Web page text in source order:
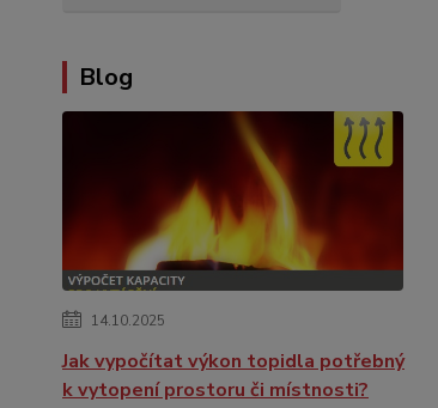
Blog
14.10.2025
Jak vypočítat výkon topidla potřebný
k vytopení prostoru či místnosti?